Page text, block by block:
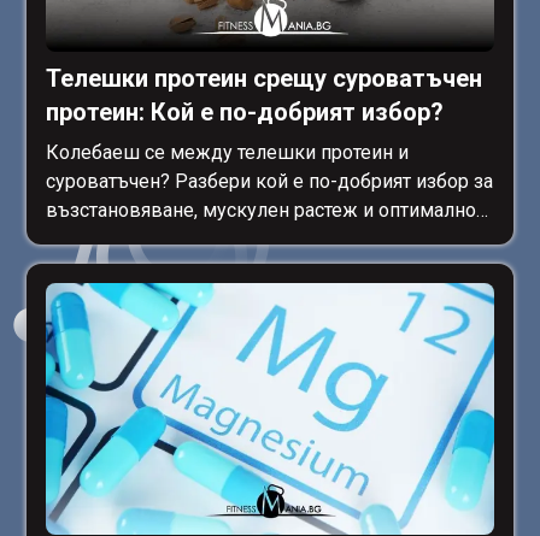
Телешки протеин срещу суроватъчен
протеин: Кой е по-добрият избор?
Колебаеш се между телешки протеин и
суроватъчен? Разбери кой е по-добрият избор за
възстановяване, мускулен растеж и оптимално
усвояване!